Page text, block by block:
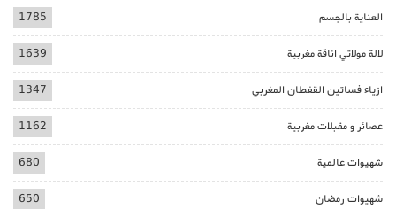
العناية بالجسم 1785
لالة مولاتي اناقة مغربية 1639
ازياء فساتين القفطان المغربي 1347
عصائر و مقبلات مغربية 1162
شهيوات عالمية 680
شهيوات رمضان 650